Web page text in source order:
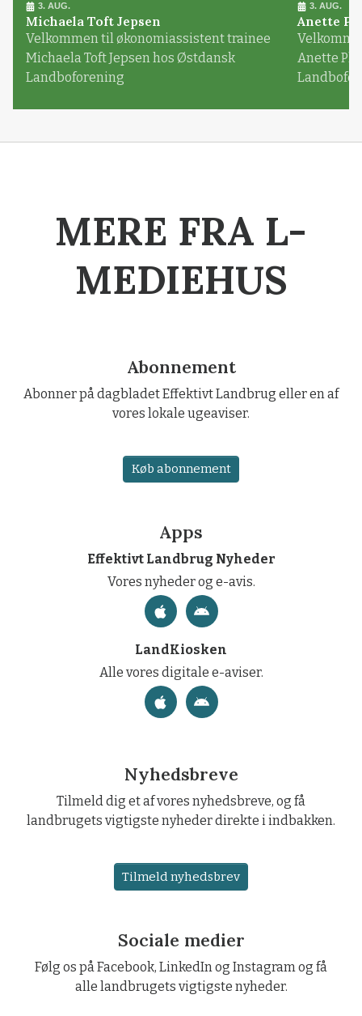
3. AUG.
Michaela Toft Jepsen
Velkommen til økonomiassistent trainee
Michaela Toft Jepsen hos Østdansk
Landboforening
3. AUG.
Anette
Anette
MERE FRA L-
MEDIEHUS
Abonnement
Abonner på dagbladet Effektivt Landbrug eller en af
vores lokale ugeaviser.
Køb abonnement
Apps
Effektivt Landbrug Nyheder
Vores nyheder og e-avis.
LandKiosken
Alle vores digitale e-aviser.
Nyhedsbreve
Tilmeld dig et af vores nyhedsbreve, og få
landbrugets vigtigste nyheder direkte i indbakken.
Tilmeld nyhedsbrev
Sociale medier
Følg os på Facebook, LinkedIn og Instagram og få
alle landbrugets vigtigste nyheder.